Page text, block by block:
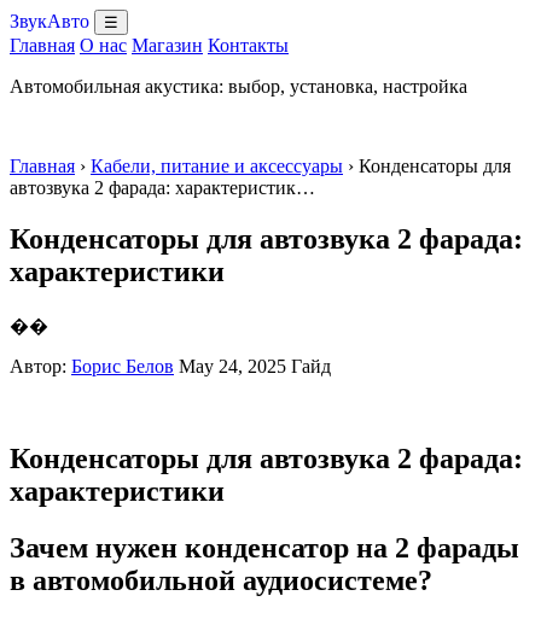
ЗвукАвто ☰
Главная О нас Магазин Контакты
Автомобильная акустика: выбор, установка, настройка
Главная › Кабели, питание и аксессуары › Конденсаторы для
автозвука 2 фарада: характеристик…
Конденсаторы для автозвука 2 фарада:
характеристики
��
Автор: Борис Белов May 24, 2025 Гайд
Конденсаторы для автозвука 2 фарада:
характеристики
Зачем нужен конденсатор на 2 фарады
в автомобильной аудиосистеме?